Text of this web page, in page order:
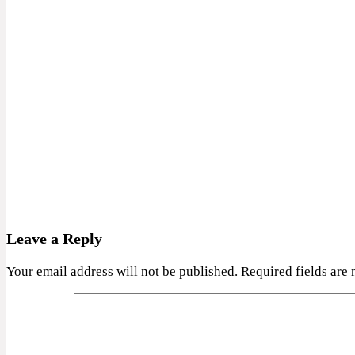
Leave a Reply
Your email address will not be published. Required fields are